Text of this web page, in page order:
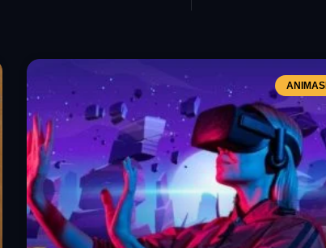
ANIMASI